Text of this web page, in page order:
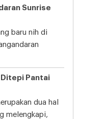
Sunrise
baru nih di
Ditepi Pantai
dua hal
melengkapi,